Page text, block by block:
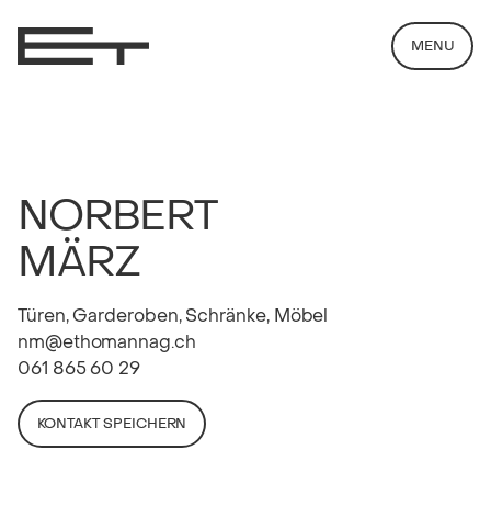
MENU
NORBERT
MÄRZ
Türen, Garderoben, Schränke, Möbel
nm@ethomannag.ch
061 865 60 29
KONTAKT SPEICHERN